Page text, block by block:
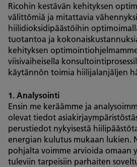
Ricohin kestävän kehityksen
välittömiä ja mitattavia
hiilidioksidipäästöihin
tuotantoa ja
kehityksen
viisivaiheisella
käytännön toimia hiilijalanjäljen
1. Analysointi
Ensin me keräämme ja
olevat tiedot
perustiedot nykyisestä
energian kulutus mukaan lukien.
pohjalta voimme arvioida omaan
tuleviin tarpeisiin parhaiten